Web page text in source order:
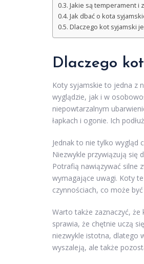
Jakie są temperament i
Jak dbać o kota
Dlaczego kot syjamski
Dlaczego
Koty syjamskie to jedna z
wyglądzie, jak i w
niepowtarzalnym
łapkach i ogonie. Ich
Jednak to nie tylko wygląd
Niezwykle przywiązują się
Potrafią nawiązywać silne
wymagające uwagi. Koty
czynnościach, co może
Warto także zaznaczyć, że
sprawia, że chętnie uczą
niezwykle istotna, dlatego
wyszaleją, ale także